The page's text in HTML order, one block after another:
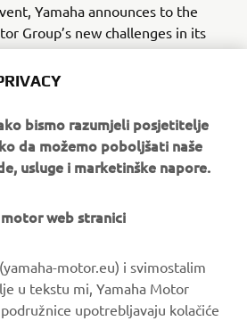
Yamaha announces to the
Group’s new challenges in its
by the PGA (Professional
bringing together products and
golf business from around the
every January, and this year it is
bismo razumjeli posjetitelje
da možemo poboljšati naše
usluge i marketinške napore.
web stranici
motor.eu) i svimostalim
u tekstu mi, Yamaha Motor
upotrebljavaju kolačiće